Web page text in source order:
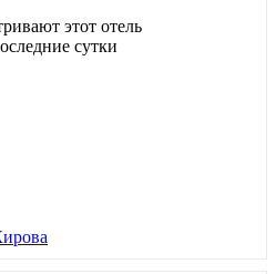
этот отель
сутки